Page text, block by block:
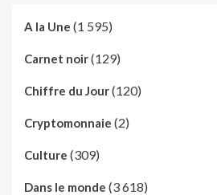
A la Une (1 595)
Carnet noir(129)
Chiffre du Jour(120)
Cryptomonnaie (2)
Culture (309)
Dans le monde (3 618)